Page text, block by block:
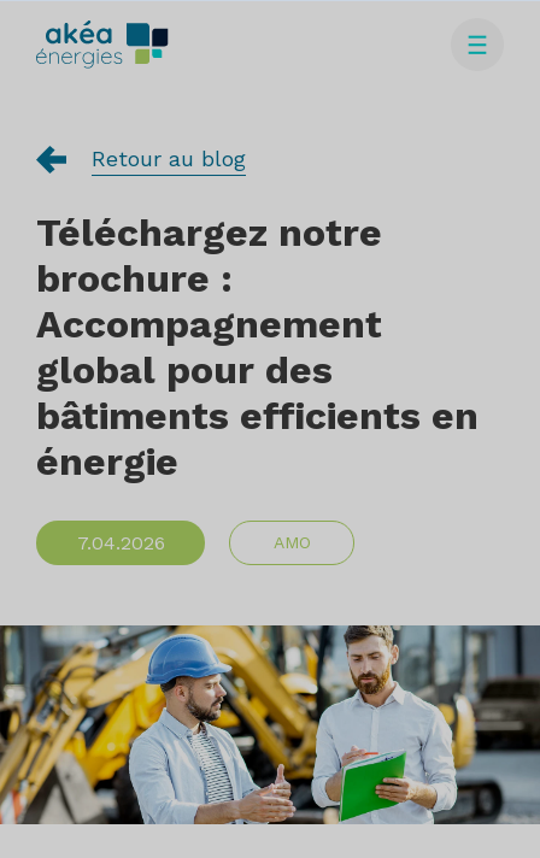
Retour au blog
Téléchargez notre
brochure :
Accompagnement
global pour des
bâtiments efficients en
énergie
7.04.2026 AMO